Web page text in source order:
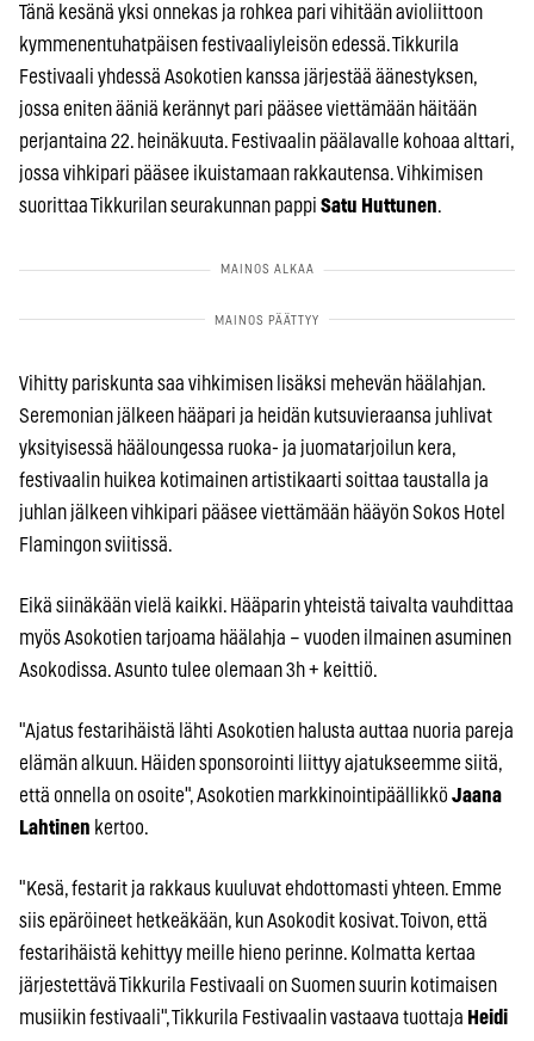
Tänä kesänä yksi onnekas ja rohkea pari vihitään avioliittoon
kymmenentuhatpäisen festivaaliyleisön edessä. Tikkurila
Festivaali yhdessä Asokotien kanssa järjestää äänestyksen,
jossa eniten ääniä kerännyt pari pääsee viettämään häitään
perjantaina 22. heinäkuuta. Festivaalin päälavalle kohoaa alttari,
jossa vihkipari pääsee ikuistamaan rakkautensa. Vihkimisen
suorittaa Tikkurilan seurakunnan pappi Satu Huttunen.
Vihitty pariskunta saa vihkimisen lisäksi mehevän häälahjan.
Seremonian jälkeen hääpari ja heidän kutsuvieraansa juhlivat
yksityisessä hääloungessa ruoka- ja juomatarjoilun kera,
festivaalin huikea kotimainen artistikaarti soittaa taustalla ja
juhlan jälkeen vihkipari pääsee viettämään hääyön Sokos Hotel
Flamingon sviitissä.
Eikä siinäkään vielä kaikki. Hääparin yhteistä taivalta vauhdittaa
myös Asokotien tarjoama häälahja – vuoden ilmainen asuminen
Asokodissa. Asunto tulee olemaan 3h + keittiö.
"Ajatus festarihäistä lähti Asokotien halusta auttaa nuoria pareja
elämän alkuun. Häiden sponsorointi liittyy ajatukseemme siitä,
että onnella on osoite", Asokotien markkinointipäällikkö Jaana
Lahtinen kertoo.
"Kesä, festarit ja rakkaus kuuluvat ehdottomasti yhteen. Emme
siis epäröineet hetkeäkään, kun Asokodit kosivat. Toivon, että
festarihäistä kehittyy meille hieno perinne. Kolmatta kertaa
järjestettävä Tikkurila Festivaali on Suomen suurin kotimaisen
musiikin festivaali", Tikkurila Festivaalin vastaava tuottaja Heidi